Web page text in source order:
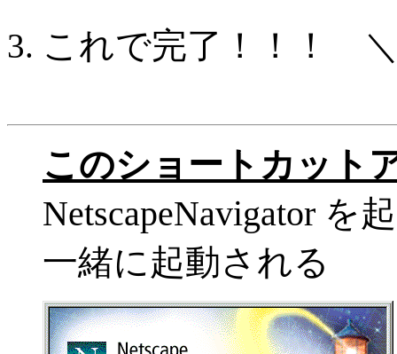
これで完了！！！
このショートカット
NetscapeNavigator を
一緒に起動される